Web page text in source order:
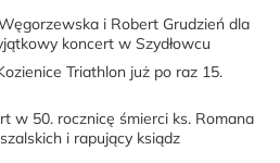
i Robert Grudzień dla
koncert w Szydłowcu
Triathlon już po raz 15.
w 50. rocznicę śmierci ks. Romana
i rapujący ksiądz